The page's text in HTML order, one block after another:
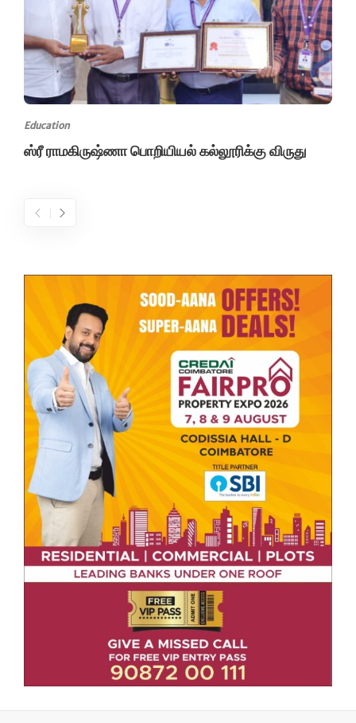
Education
ஸ்ரீ ராமகிருஷ்ணா பொறியியல் கல்லூரிக்கு விருது